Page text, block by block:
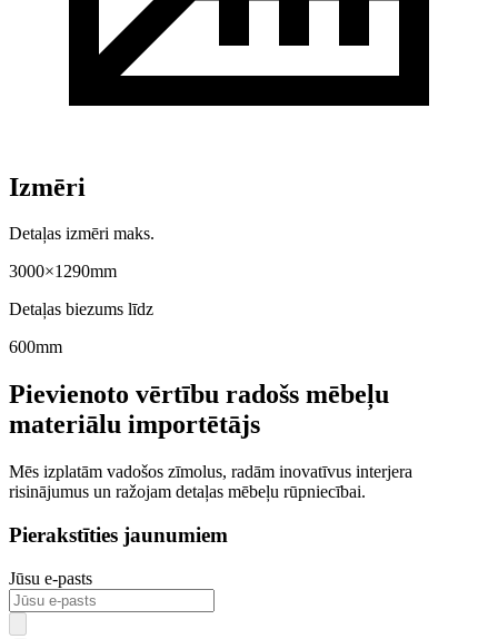
Izmēri
Detaļas izmēri maks.
3000×1290mm
Detaļas biezums līdz
600mm
Pievienoto vērtību radošs mēbeļu
materiālu importētājs
Mēs izplatām vadošos zīmolus, radām inovatīvus interjera
risinājumus un ražojam detaļas mēbeļu rūpniecībai.
Pierakstīties jaunumiem
Jūsu e-pasts